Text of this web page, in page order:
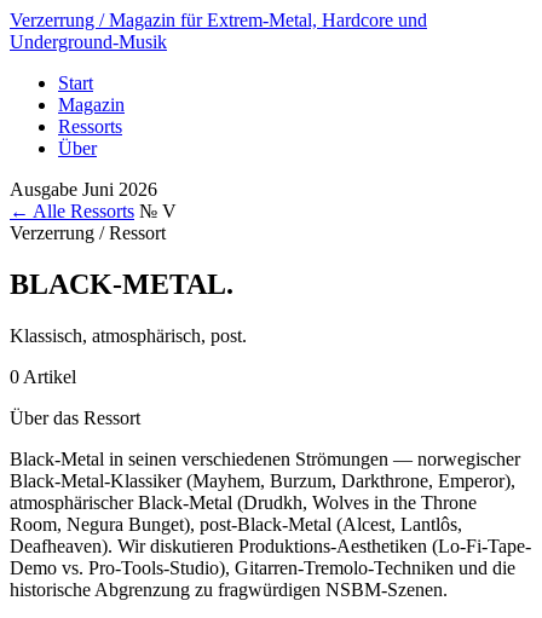
Verzerrung / Magazin für Extrem-Metal, Hardcore und
Underground-Musik
Start
Magazin
Ressorts
Über
Ausgabe Juni 2026
← Alle Ressorts № V
Verzerrung / Ressort
BLACK-METAL.
Klassisch, atmosphärisch, post.
0 Artikel
Über das Ressort
Black-Metal in seinen verschiedenen Strömungen — norwegischer
Black-Metal-Klassiker (Mayhem, Burzum, Darkthrone, Emperor),
atmosphärischer Black-Metal (Drudkh, Wolves in the Throne
Room, Negura Bunget), post-Black-Metal (Alcest, Lantlôs,
Deafheaven). Wir diskutieren Produktions-Aesthetiken (Lo-Fi-Tape-
Demo vs. Pro-Tools-Studio), Gitarren-Tremolo-Techniken und die
historische Abgrenzung zu fragwürdigen NSBM-Szenen.